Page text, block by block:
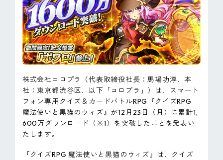
ピンマーク
EN
株式会社コロプラ（代表取締役社長：馬場功淳、本
社：東京都渋谷区、以下「コロプラ」）は、スマート
フォン専用クイズ＆カードバトルRPG『クイズRPG
魔法使いと黒猫のウィズ』が12月23日（月）に累計1,
600万ダウンロード（※1）を突破したことを発表い
たします。
『クイズRPG 魔法使いと黒猫のウィズ』は、クイズ